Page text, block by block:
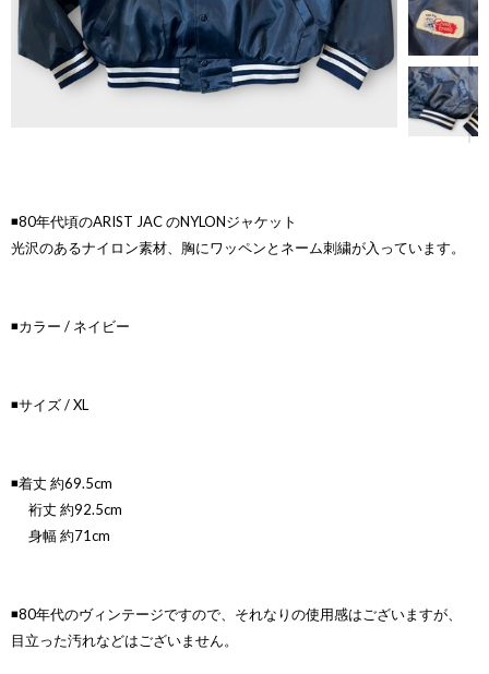
◾️80年代頃のARIST JAC のNYLONジャケット
光沢のあるナイロン素材、胸にワッペンとネーム刺繍が入っています。
◾️カラー / ネイビー
◾️サイズ / XL
◾️着丈 約69.5cm
裄丈 約92.5cm
身幅 約71cm
◾️80年代のヴィンテージですので、それなりの使用感はございますが、
目立った汚れなどはございません。